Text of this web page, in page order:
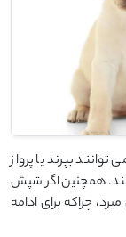
بپرند یا پرواز
همچنین اگر شپش
چراکه برای ادامه